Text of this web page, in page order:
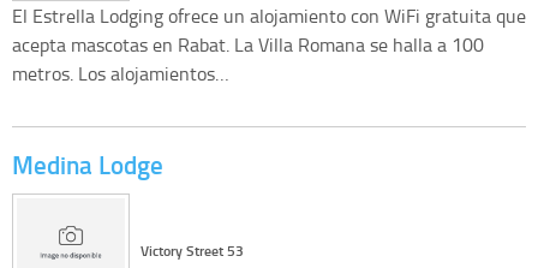
El Estrella Lodging ofrece un alojamiento con WiFi gratuita que
acepta mascotas en Rabat. La Villa Romana se halla a 100
metros. Los alojamientos…
Medina Lodge
Victory Street 53